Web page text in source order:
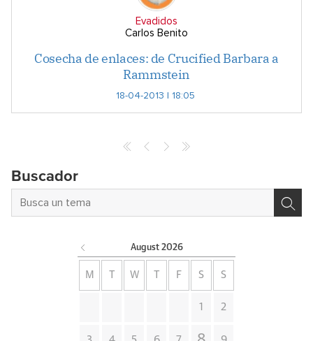
Evadidos
Carlos Benito
Cosecha de enlaces: de Crucified Barbara a
Rammstein
18-04-2013 | 18:05
Buscador
August 2026
M W F S S
1 2